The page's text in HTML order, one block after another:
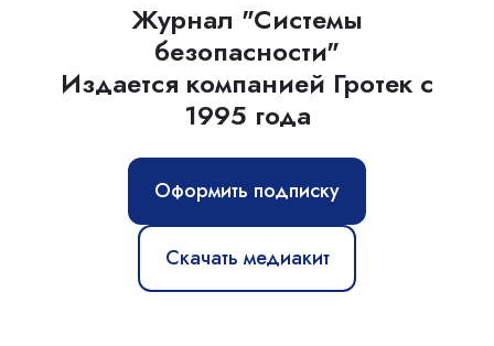
Журнал "Системы
безопасности"
Издается компанией Гротек с
1995 года
Оформить подписку
Скачать медиакит